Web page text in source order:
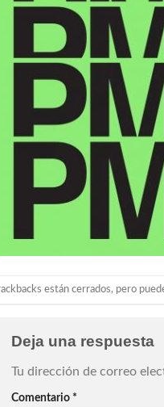
están cerrados, pero
Deja una respuesta
Tu dirección de correo
Comentario *